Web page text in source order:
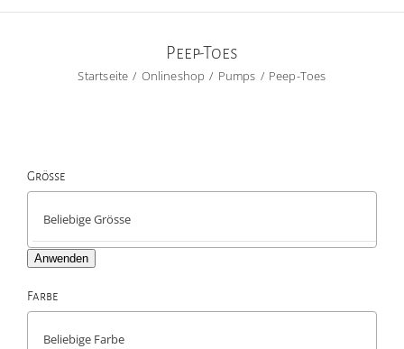
Peep-Toes
Startseite Onlineshop Pumps Peep-Toes
Grösse
Anwenden
Farbe